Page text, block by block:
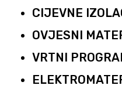
CIJEVNE
OVJESNI
VRTNI